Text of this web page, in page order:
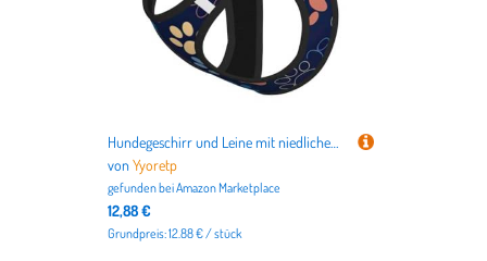
Hundegeschirr und Leine mit niedlichem Pfotenabdruck, atmungsaktiv, verstellbar, ausbruchsicher, Weste für Katzen und Hunde
vonYyoretp
gefunden beiAmazon Marketplace
12,88 €
Grundpreis: 12.88 € / stück